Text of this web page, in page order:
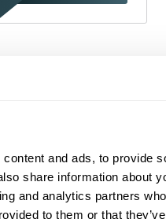
and ads, to provide
share information about
and analytics partners
to them or that